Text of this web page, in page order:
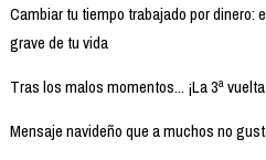
Cambiar tu tiempo trabajado por dinero:
grave de tu vida
Tras los malos momentos... ¡La 3ª
Mensaje navideño que a muchos no